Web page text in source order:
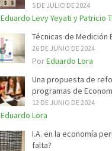
5 DE JULIO DE 2024
Eduardo Levy Yeyati y Patricio
Técnicas de Medición
26 DE JUNIO DE 2024
PorEduardo Lora
Una propuesta de
programas de
12 DE JUNIO DE 2024
Eduardo Lora
I.A. en la economía
falta?